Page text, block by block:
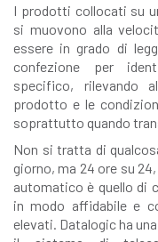
I prodotti collocati su
si muovono alla
essere in grado di
confezione per
specifico, rilevando
prodotto e le
soprattutto quando
Non si tratta di
giorno, ma 24 ore su
automatico è quello di
in modo affidabile e
elevati. Datalogic ha